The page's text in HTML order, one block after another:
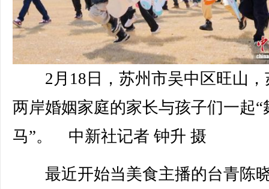
2月18日，苏州市吴中区旺山，
两岸婚姻家庭的家长与孩子们一起“
马”。 中新社记者 钟升 摄
最近开始当美食主播的台青陈